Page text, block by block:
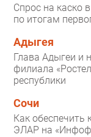
Спрос на каско
по итогам
Адыгея
Глава Адыгеи и
филиала
республики
Сочи
Как обеспечить
ЭЛАР на